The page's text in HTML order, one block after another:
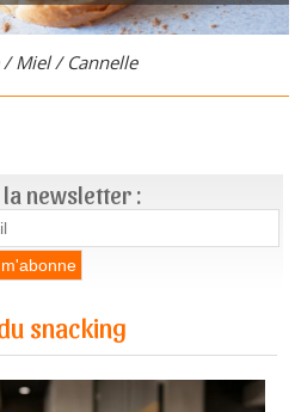
Miel / Cannelle
la newsletter :
snacking